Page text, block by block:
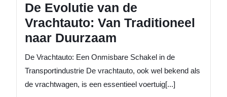
De Evolutie van de
Vrachtauto: Van Traditioneel
naar Duurzaam
De Vrachtauto: Een Onmisbare Schakel in de
Transportindustrie De vrachtauto, ook wel bekend als
de vrachtwagen, is een essentieel voertuig[...]